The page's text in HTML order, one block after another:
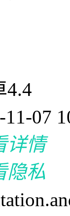
4.4
07
详情
隐私